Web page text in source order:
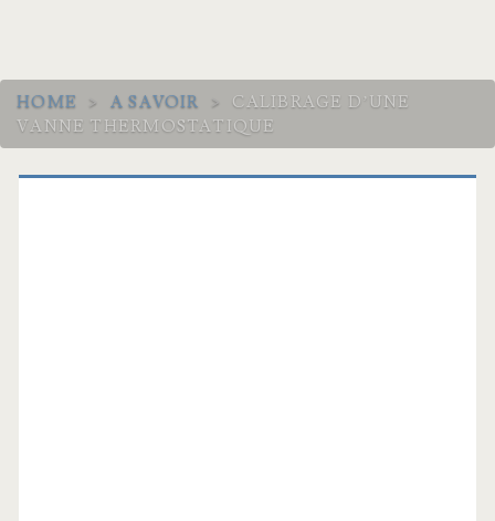
HOME > A SAVOIR >
CALIBRAGE D’UNE
VANNE THERMOSTATIQUE